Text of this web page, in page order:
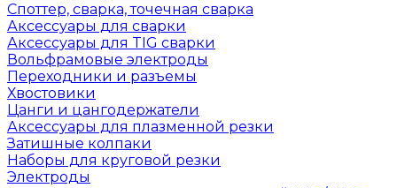
Споттер, сварка, точечная сварка
Аксессуары для сварки
Аксессуары для TIG сварки
Вольфрамовые электроды
Переходники и разъемы
Хвостовики
Цанги и цангодержатели
Аксессуары для плазменной резки
Затишные колпаки
Наборы для круговой резки
Электроды